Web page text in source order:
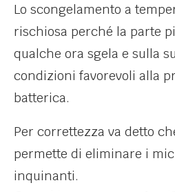
Lo scongelamento a
rischiosa perché la parte
qualche ora sgela e sulla
condizioni favorevoli alla
batterica.
Per correttezza va detto
permette di eliminare i
inquinanti.